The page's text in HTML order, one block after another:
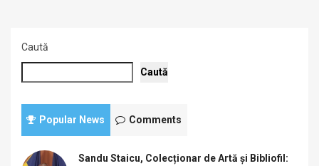
Caută
Caută
Popular News Comments
Sandu Staicu, Colecționar de Artă și Bibliofil: